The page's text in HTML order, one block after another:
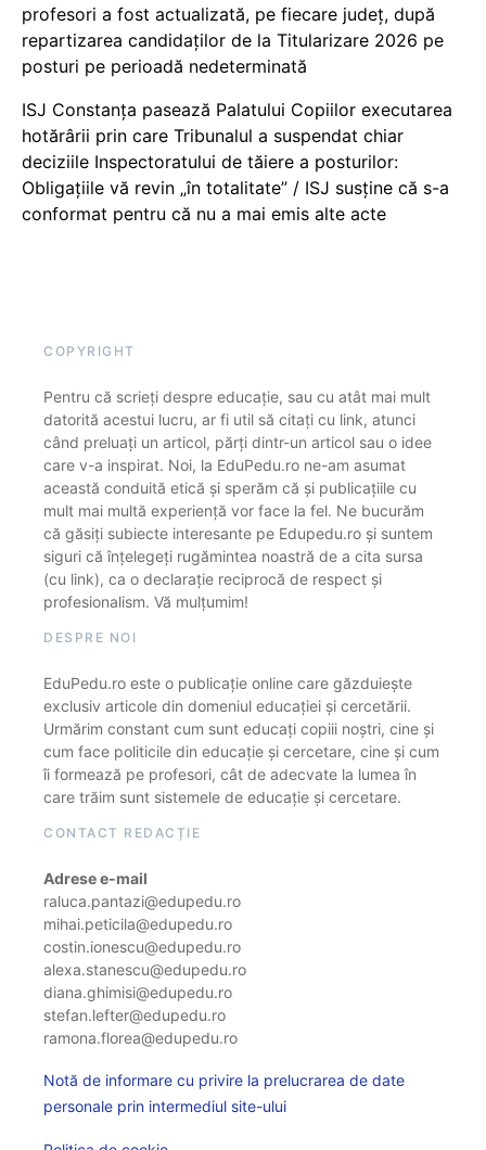
profesori a fost actualizată, pe fiecare județ, după
repartizarea candidaților de la Titularizare 2026 pe
posturi pe perioadă nedeterminată
ISJ Constanța pasează Palatului Copiilor executarea
hotărârii prin care Tribunalul a suspendat chiar
deciziile Inspectoratului de tăiere a posturilor:
Obligațiile vă revin „în totalitate” / ISJ susține că s-a
conformat pentru că nu a mai emis alte acte
COPYRIGHT
Pentru că scrieți despre educație, sau cu atât mai mult
datorită acestui lucru, ar fi util să citați cu link, atunci
când preluați un articol, părți dintr-un articol sau o idee
care v-a inspirat. Noi, la EduPedu.ro ne-am asumat
această conduită etică și sperăm că și publicațiile cu
mult mai multă experiență vor face la fel. Ne bucurăm
că găsiți subiecte interesante pe Edupedu.ro și suntem
siguri că înțelegeți rugămintea noastră de a cita sursa
(cu link), ca o declarație reciprocă de respect și
profesionalism. Vă mulțumim!
DESPRE NOI
EduPedu.ro este o publicație online care găzduiește
exclusiv articole din domeniul educației și cercetării.
Urmărim constant cum sunt educați copiii noștri, cine și
cum face politicile din educație și cercetare, cine și cum
îi formează pe profesori, cât de adecvate la lumea în
care trăim sunt sistemele de educație și cercetare.
CONTACT REDACȚIE
Adrese e-mail
raluca.pantazi@edupedu.ro
mihai.peticila@edupedu.ro
costin.ionescu@edupedu.ro
alexa.stanescu@edupedu.ro
diana.ghimisi@edupedu.ro
stefan.lefter@edupedu.ro
ramona.florea@edupedu.ro
Notă de informare cu privire la prelucrarea de date
personale prin intermediul site-ului